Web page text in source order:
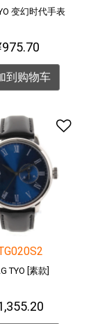
变幻时代手表
到购物车
单 添
TYO [素款]